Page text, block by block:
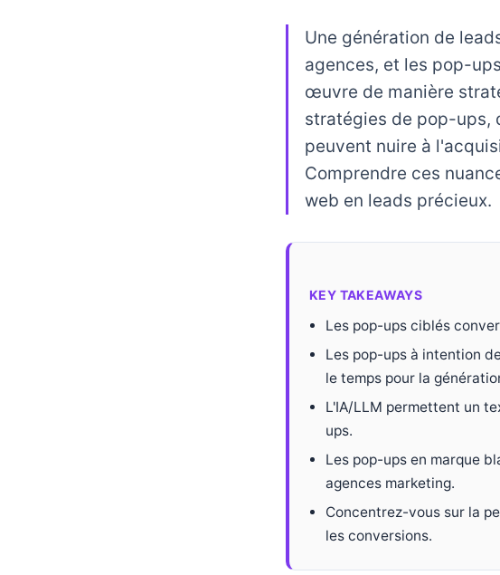
Une génération de
agences, et les pop-
œuvre de manière
stratégies de pop-ups,
peuvent nuire à
Comprendre ces
web en leads précieux.
KEY TAKEAWAYS
Les pop-ups ciblés
Les pop-ups à intention
le temps pour la
L'IA/LLM permettent un
ups.
Les pop-ups en marque
agences marketing.
Concentrez-vous sur la
les conversions.